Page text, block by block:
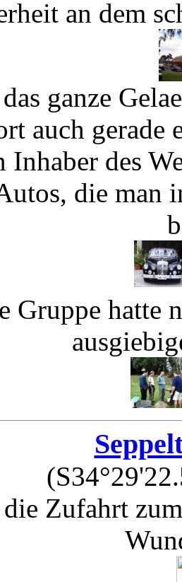
an dem
ganze
auch gerade
Inhaber des
die man
Gruppe hatte
die Zufahrt